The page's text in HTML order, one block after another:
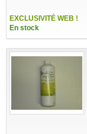
EXCLUSIVITÉ WEB !
En stock